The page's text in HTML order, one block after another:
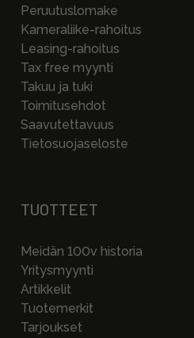
Peruutuslomake
Kameraliike-rahoitus
Leasing-rahoitus
Tax free myynti
Takuu ja tuki
Toimitusehdot
Saavutettavuus
Tietosuojaseloste
TUOTTEET
Meidän 100v historia
Yritysmyynti
Artikkelit
Tuotemerkit
Tarjoukset